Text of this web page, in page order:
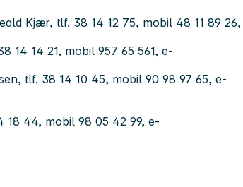
Kjær, tlf. 38 14 12 75, mobil 48 11 89 26,
14 14 21, mobil 957 65 561, e-
tlf. 38 14 10 45, mobil 90 98 97 65, e-
18 44, mobil 98 05 42 99, e-